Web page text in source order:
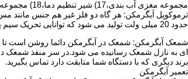
مجموعه مغزی آب بندی،17) شیر تنظیم دما،18) مجموعه دیافگرام و میل سوپاپ آب 19) ترموکوپل و … که ما برای تعمیر آبگرمکن باید به نمایندگی های مجاز همان برند تماس حاصل فرمایید.
ترموکوپل آبگرمکن: هر گاه دو فلز غیر هم جنس مانند
حدود 20 میلی ولت تولید می شود که توانایی تحریک سیم پیچ و باز کردن شیر مغناطیسی وسایل گاز سوز را در مدت 20 ثانیه دارد.
شمعک آبگرمکن: شمعک در آبگرمکن دائما روشن است تا
ای به نازل شمعک رسانیده می شود.در سر منفذ شمعک در
برند دیگری که با دستگاه شما متابقت دارد تماس بگیرید.
تعمیر آبگرمکن